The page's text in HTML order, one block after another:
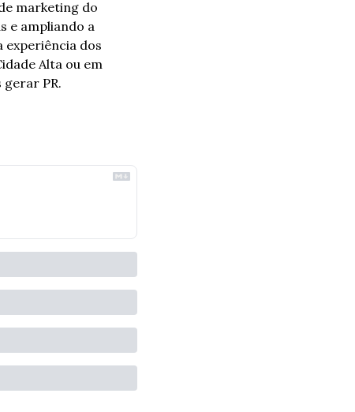
marketing do
e ampliando a
experiência dos
Alta ou em
PR.